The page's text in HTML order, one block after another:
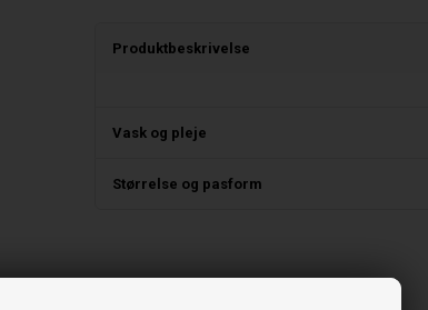
Produktbeskrivelse
Vask og pleje
Størrelse og pasform